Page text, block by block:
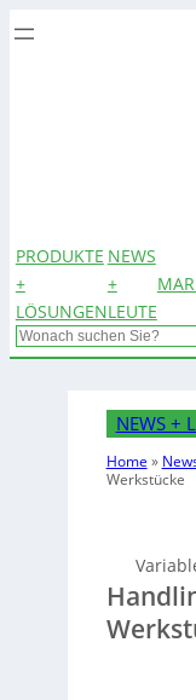
PRODUKTE
+
LÖSUNGEN
NEWS
+
LEUTE
Search
NEWS +
Home »
Werkstücke